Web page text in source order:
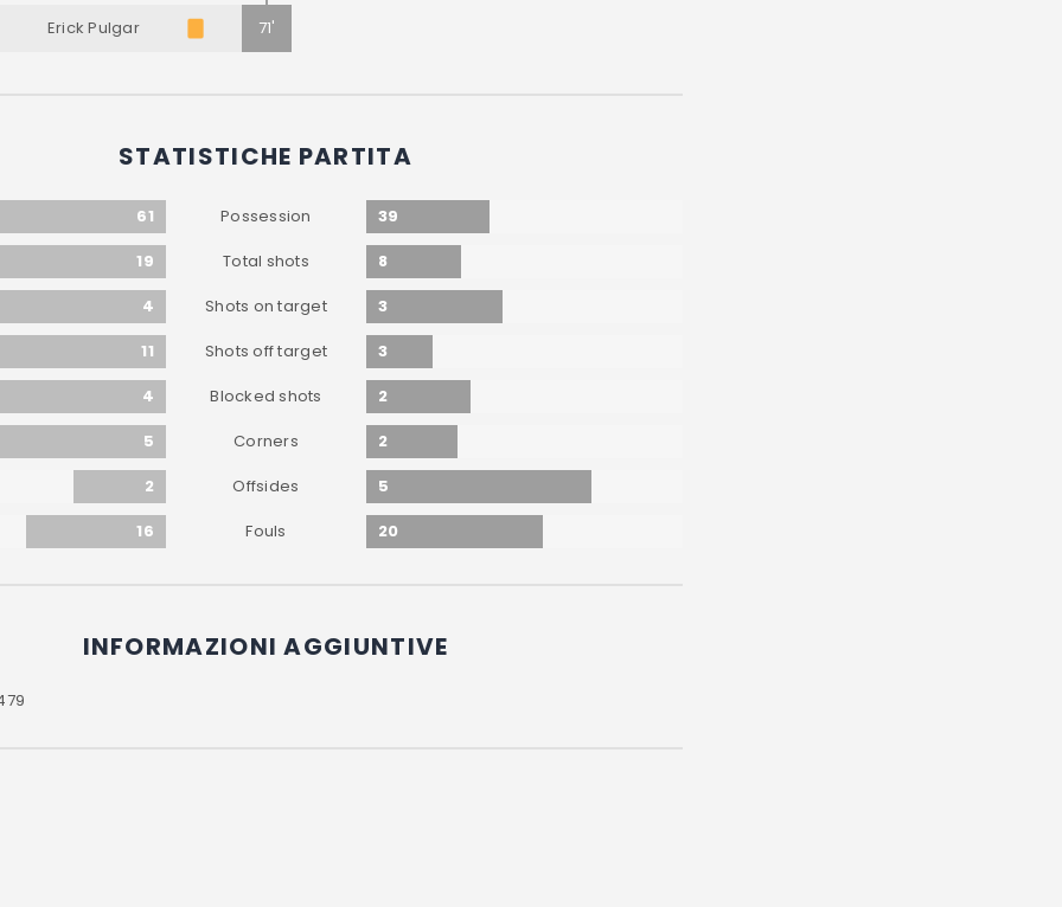
Erick Pulgar 71'
STATISTICHE PARTITA
61 Possession
39
19
Total shots
8
4
Shots on target
3
11
Shots off target
3
4
Blocked shots
2
5
Corners
2
2
Offsides
5
16
Fouls 20
INFORMAZIONI AGGIUNTIVE